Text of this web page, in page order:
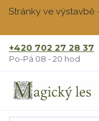
Stránky ve výstavbě
+420 702 27 28 37
Po-Pá 08 - 20 hod